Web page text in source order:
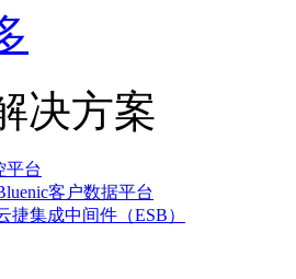
决方案
平台
客户数据平台
捷集成中间件（ESB）